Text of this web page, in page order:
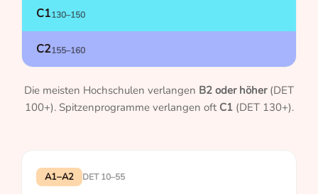
C1130–150
C2155–160
Die meisten Hochschulen verlangen B2 oder höher(DET
100+). Spitzenprogramme verlangen oft C1(DET 130+).
A1–A2 DET 10–55